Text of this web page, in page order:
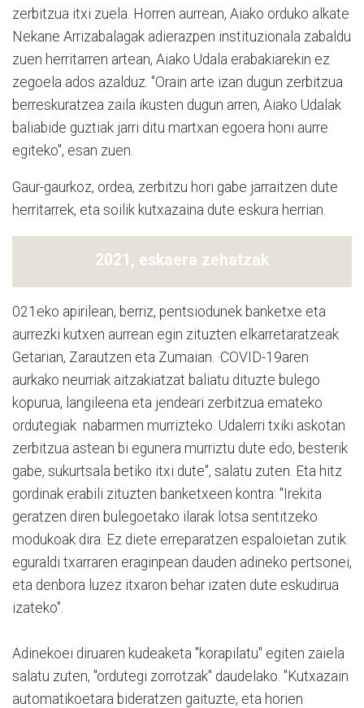
zerbitzua itxi zuela. Horren aurrean, Aiako orduko alkate
Nekane Arrizabalagak adierazpen instituzionala zabaldu
zuen herritarren artean, Aiako Udala erabakiarekin ez
zegoela ados azalduz. "Orain arte izan dugun zerbitzua
berreskuratzea zaila ikusten dugun arren, Aiako Udalak
baliabide guztiak jarri ditu martxan egoera honi aurre
egiteko", esan zuen.
Gaur-gaurkoz, ordea, zerbitzu hori gabe jarraitzen dute
herritarrek, eta soilik kutxazaina dute eskura herrian.
2021, eskaera zehatzak
021eko apirilean, berriz, pentsiodunek banketxe eta
aurrezki kutxen aurrean egin zituzten elkarretaratzeak
Getarian, Zarautzen eta Zumaian. ·COVID-19aren
aurkako neurriak aitzakiatzat baliatu dituzte bulego
kopurua, langileena eta jendeari zerbitzua emateko
ordutegiak nabarmen murrizteko. Udalerri txiki askotan
zerbitzua astean bi egunera murriztu dute edo, besterik
gabe, sukurtsala betiko itxi dute", salatu zuten. Eta hitz
gordinak erabili zituzten banketxeen kontra: "Irekita
geratzen diren bulegoetako ilarak lotsa sentitzeko
modukoak dira. Ez diete erreparatzen espaloietan zutik
eguraldi txarraren eraginpean dauden adineko pertsonei,
eta denbora luzez itxaron behar izaten dute eskudirua
izateko".
Adinekoei diruaren kudeaketa "korapilatu" egiten zaiela
salatu zuten, "ordutegi zorrotzak" daudelako. "Kutxazain
automatikoetara bideratzen gaituzte, eta horien